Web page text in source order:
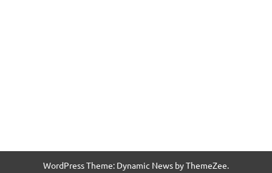
WordPress Theme: Dynamic News by ThemeZee.